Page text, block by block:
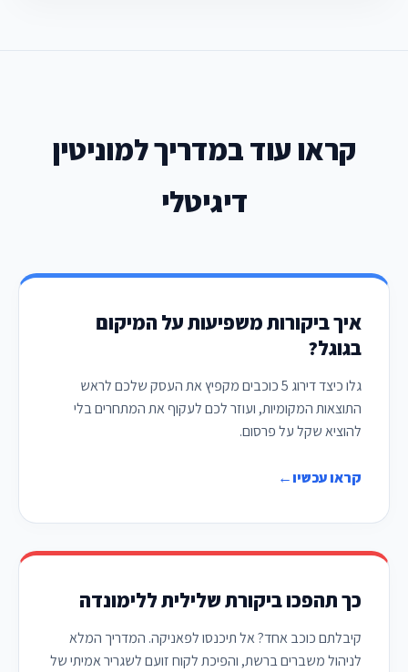
קראו עוד במדריך למוניטין
דיגיטלי
איך ביקורות משפיעות על המיקום
בגוגל?
גלו כיצד דירוג 5 כוכבים מקפיץ את העסק שלכם לראש
התוצאות המקומיות, ועוזר לכם לעקוף את המתחרים בלי
להוציא שקל על פרסום.
קראו עכשיו←
כך תהפכו ביקורת שלילית ללימונדה
קיבלתם כוכב אחד? אל תיכנסו לפאניקה. המדריך המלא
לניהול משברים ברשת, והפיכת לקוח זועם לשגריר אמיתי של